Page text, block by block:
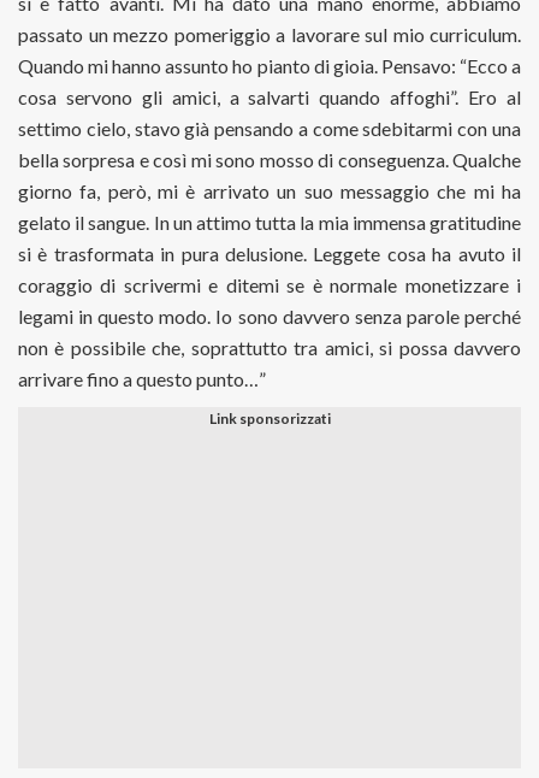
passato un mezzo pomeriggio a lavorare sul mio curriculum.
Quando mi hanno assunto ho pianto di gioia. Pensavo: “Ecco a
cosa servono gli amici, a salvarti quando affoghi”. Ero al
settimo cielo, stavo già pensando a come sdebitarmi con una
bella sorpresa e così mi sono mosso di conseguenza. Qualche
giorno fa, però, mi è arrivato un suo messaggio che mi ha
gelato il sangue. In un attimo tutta la mia immensa gratitudine
si è trasformata in pura delusione. Leggete cosa ha avuto il
coraggio di scrivermi e ditemi se è normale monetizzare i
legami in questo modo. Io sono davvero senza parole perché
non è possibile che, soprattutto tra amici, si possa davvero
arrivare fino a questo punto…”